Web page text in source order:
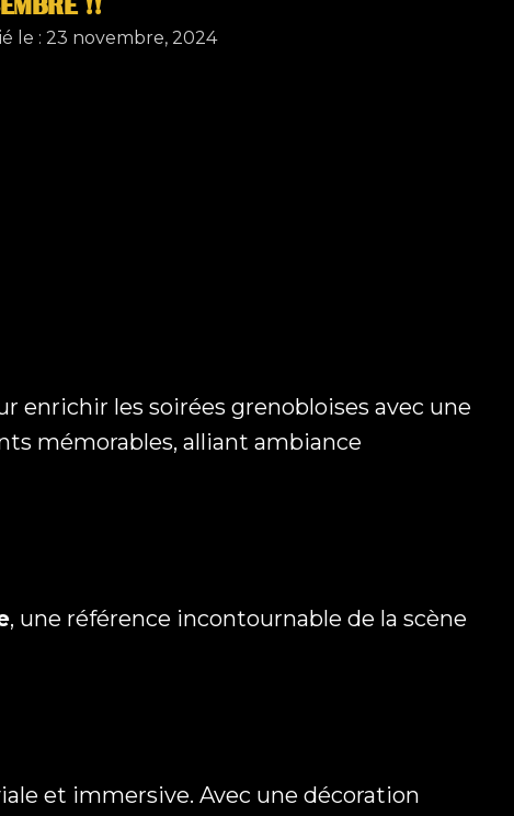
!!
le : 23 novembre, 2024
enrichir les soirées grenobloises avec une
mémorables, alliant ambiance
, une référence incontournable de la scène
et immersive. Avec une décoration